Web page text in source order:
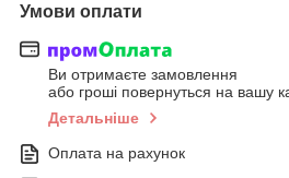
Умови оплати
Ви отримаєте замовлення
або гроші повернуться на вашу
Детальніше
Оплата на рахунок